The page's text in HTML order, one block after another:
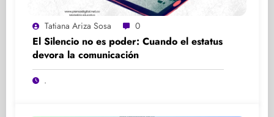
Tatiana Ariza Sosa 0
El Silencio no es poder: Cuando el estatus
devora la comunicación
.